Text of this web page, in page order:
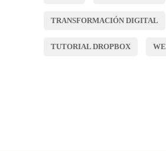
TRANSFORMACIÓN DIGITAL
TUTORIAL DROPBOX